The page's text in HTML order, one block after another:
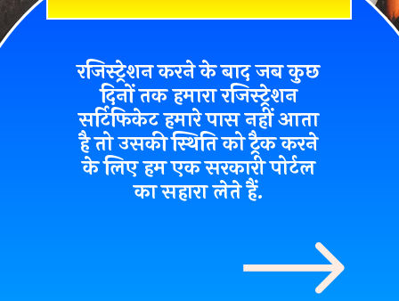
रजिस्ट्रेशन करने के बाद जब कुछ
दिनों तक हमारारजिस्ट्रेशन
सर्टिफिकेटहमारे पास नहीं आता
है तो उसकी स्थिति को ट्रैक करने
के लिए हम एकसरकारी पोर्टल
का सहारा लेते हैं.